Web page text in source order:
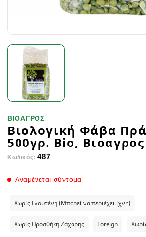
ΒΙΟΑΓΡΟΣ
Βιολογική Φάβα
500γρ. Bio, Βιοαγρος
Κωδικός: 487
Αναμένεται σύντομα
Χωρίς Γλουτένη (Μπορεί να περιέχει ίχνη)
Χωρίς Προσθήκη Ζάχαρης Foreign